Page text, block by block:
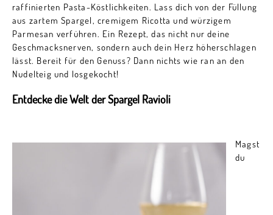
raffinierten Pasta-Köstlichkeiten. Lass dich von der Füllung
aus zartem Spargel, cremigem Ricotta und würzigem
Parmesan verführen. Ein Rezept, das nicht nur deine
Geschmacksnerven, sondern auch dein Herz höherschlagen
lässt. Bereit für den Genuss? Dann nichts wie ran an den
Nudelteig und losgekocht!
Entdecke die Welt der Spargel Ravioli
Magst
du